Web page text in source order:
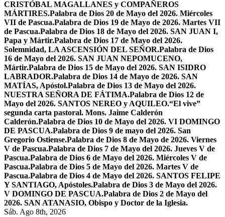
CRISTÓBAL MAGALLANES y COMPAÑEROS
MÁRTIRES.Palabra de Dios 20 de Mayo del 2026. Miércoles
VII de Pascua.Palabra de Dios 19 de Mayo de 2026. Martes VII
de Pascua.Palabra de Dios 18 de Mayo del 2026. SAN JUAN I,
Papa y Mártir.Palabra de Dios 17 de Mayo del 2026.
Solemnidad, LA ASCENSIÓN DEL SEÑOR.Palabra de Dios
16 de Mayo del 2026. SAN JUAN NEPOMUCENO,
Mártir.Palabra de Dios 15 de Mayo del 2026. SAN ISIDRO
LABRADOR.Palabra de Dios 14 de Mayo de 2026. SAN
MATÍAS, Apóstol.Palabra de Dios 13 de Mayo del 2026.
NUESTRA SEÑORA DE FÁTIMA.Palabra de Dios 12 de
Mayo del 2026. SANTOS NEREO y AQUILEO.“El vive”
segunda carta pastoral. Mons. Jaime Calderón
Calderón.Palabra de Dios 10 de Mayo del 2026. VI DOMINGO
DE PASCUA.Palabra de Dios 9 de mayo del 2026. San
Gregorio Ostiense.Palabra de Dios 8 de Mayo de 2026. Viernes
V de Pascua.Palabra de Dios 7 de Mayo del 2026. Jueves V de
Pascua.Palabra de Dios 6 de Mayo del 2026. Miércoles V de
Pascua.Palabra de Dios 5 de Mayo del 2026. Martes V de
Pascua.Palabra de Dios 4 de Mayo del 2026. SANTOS FELIPE
Y SANTIAGO, Apóstoles.Palabra de Dios 3 de Mayo del 2026.
V DOMINGO DE PASCUA.Palabra de Dios 2 de Mayo del
2026. SAN ATANASIO, Obispo y Doctor de la Iglesia.
Sáb. Ago 8th, 2026